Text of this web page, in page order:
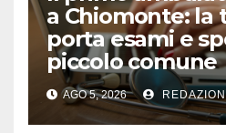
a Chiomonte: la
porta esami e
piccolo comune
AGO 5, 2026